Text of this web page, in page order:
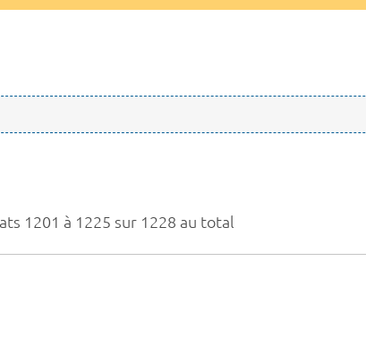
1201 à 1225 sur 1228 au total